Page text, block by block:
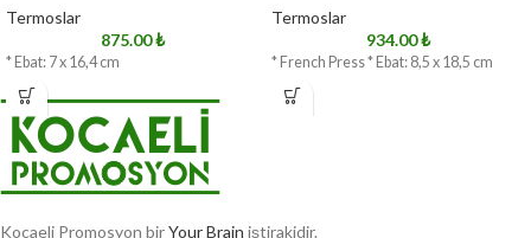
Termoslar
875.00₺
* Ebat: 7 x 16,4 cm
Termoslar
934.00₺
* French Press * Ebat: 8,5 x 18,5 cm
Kocaeli Promosyon birYour Brain iştirakidir.